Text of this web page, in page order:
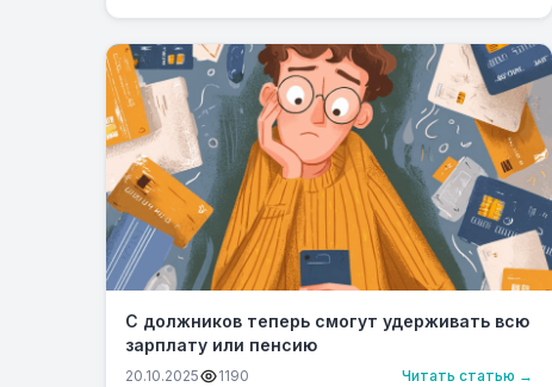
С должников теперь смогут удерживать всю
зарплату или пенсию
20.10.2025 1190 Читать статью →